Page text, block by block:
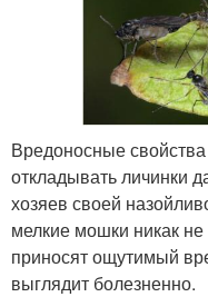
Вредоносные
откладывать личинки
хозяев своей
мелкие мошки никак
приносят ощутимый
выглядит болезненно.